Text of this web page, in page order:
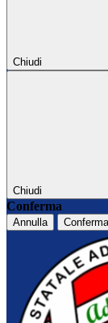
Chiudi
Chiudi
Conferma
Annulla Conferma